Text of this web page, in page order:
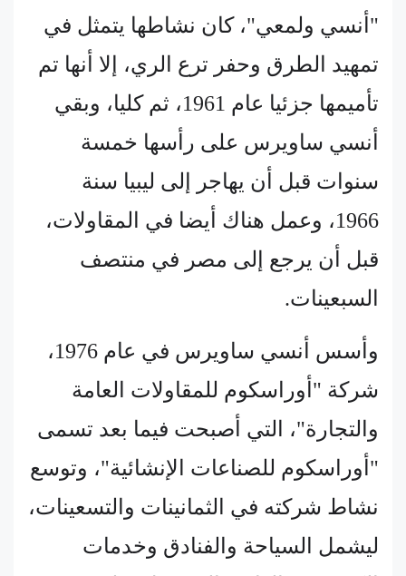
"أنسي ولمعي"، كان نشاطها يتمثل في
تمهيد الطرق وحفر ترع الري، إلا أنها تم
تأميمها جزئيا عام 1961، ثم كليا، وبقي
أنسي ساويرس على رأسها خمسة
سنوات قبل أن يهاجر إلى ليبيا سنة
1966، وعمل هناك أيضا في المقاولات،
قبل أن يرجع إلى مصر في منتصف
السبعينات.
وأسس أنسي ساويرس في عام 1976،
شركة "أوراسكوم للمقاولات العامة
والتجارة"، التي أصبحت فيما بعد تسمى
"أوراسكوم للصناعات الإنشائية"، وتوسع
نشاط شركته في الثمانينات والتسعينات،
ليشمل السياحة والفنادق وخدمات